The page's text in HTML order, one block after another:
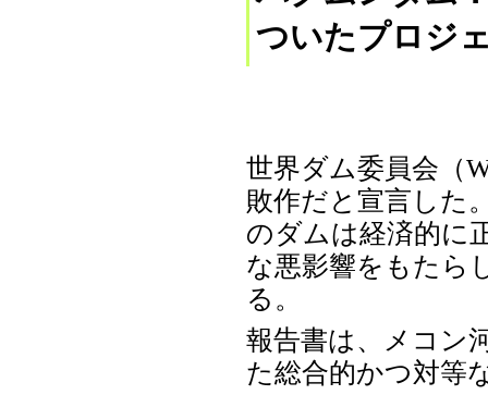
ついたプロジ
世界ダム委員会（
敗作だと宣言した
のダムは経済的に
な悪影響をもたら
る。
報告書は、メコン
た総合的かつ対等